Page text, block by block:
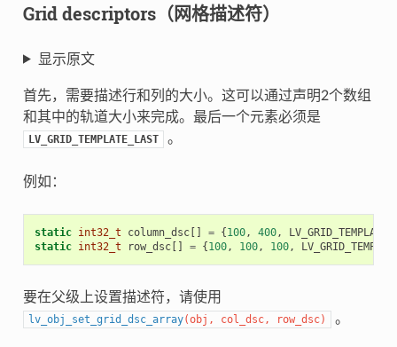
Grid descriptors（网格描述符）
显示原文
首先，需要描述行和列的大小。这可以通过声明2个数组
和其中的轨道大小来完成。最后一个元素必须是
LV_GRID_TEMPLATE_LAST 。
例如：
static int32_t column_dsc[] = {100, 400,
static int32_t row_dsc[] = {100, 100, 100,
要在父级上设置描述符，请使用
lv_obj_set_grid_dsc_array(obj , col_dsc, row_dsc) 。